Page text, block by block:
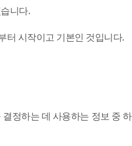
니다.
터 시작이고 기본인 것입니다.
정하는 데 사용하는 정보 중 하